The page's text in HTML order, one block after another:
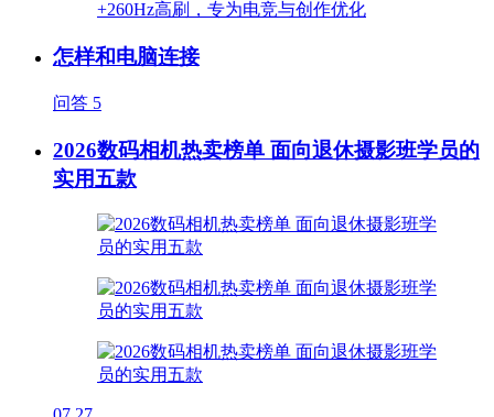
怎样和电脑连接
问答 5
2026数码相机热卖榜单 面向退休摄影班学员的
实用五款